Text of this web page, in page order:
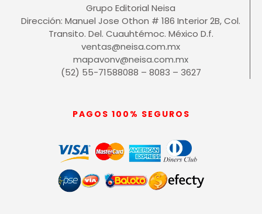
Grupo Editorial Neisa
Dirección: Manuel Jose Othon # 186 Interior 2B, Col.
Transito. Del. Cuauhtémoc. México D.f.
ventas@neisa.com.mx
mapavonv@neisa.com.mx
(52) 55-71588088 – 8083 – 3627
PAGOS 100% SEGUROS